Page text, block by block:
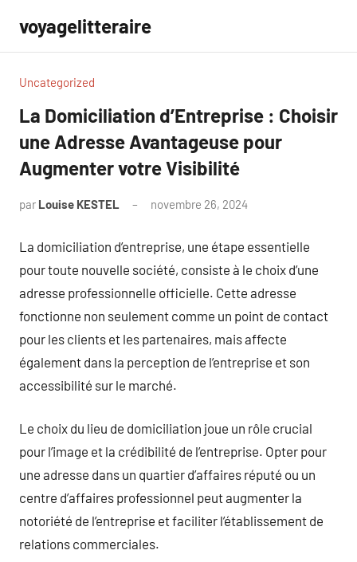
contenu
voyagelitteraire
Uncategorized
La Domiciliation d’Entreprise : Choisir
une Adresse Avantageuse pour
Augmenter votre Visibilité
par Louise KESTEL novembre 26, 2024
La domiciliation d’entreprise, une étape essentielle
pour toute nouvelle société, consiste à le choix d’une
adresse professionnelle officielle. Cette adresse
fonctionne non seulement comme un point de contact
pour les clients et les partenaires, mais affecte
également dans la perception de l’entreprise et son
accessibilité sur le marché.
Le choix du lieu de domiciliation joue un rôle crucial
pour l’image et la crédibilité de l’entreprise. Opter pour
une adresse dans un quartier d’affaires réputé ou un
centre d’affaires professionnel peut augmenter la
notoriété de l’entreprise et faciliter l’établissement de
relations commerciales.